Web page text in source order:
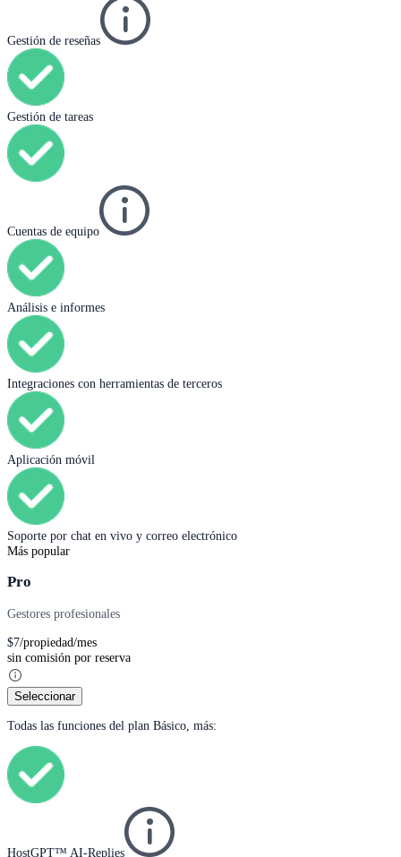
Gestión de reseñas
Gestión de tareas
Cuentas de equipo
Análisis e informes
Integraciones con herramientas de terceros
Aplicación móvil
Soporte por chat en vivo y correo electrónico
Más popular
Pro
Gestores profesionales
$7/propiedad/mes
sin comisión por reserva
Seleccionar
Todas las funciones del plan Básico, más:
HostGPT™ AI-Replies